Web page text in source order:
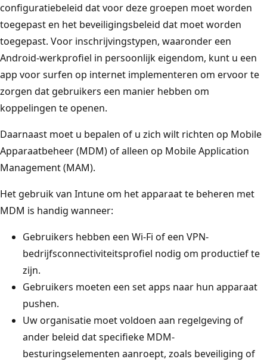
configuratiebeleid dat voor deze groepen moet worden
toegepast en het beveiligingsbeleid dat moet worden
toegepast. Voor inschrijvingstypen, waaronder een
Android-werkprofiel in persoonlijk eigendom, kunt u een
app voor surfen op internet implementeren om ervoor te
zorgen dat gebruikers een manier hebben om
koppelingen te openen.
Daarnaast moet u bepalen of u zich wilt richten op Mobile
Apparaatbeheer (MDM) of alleen op Mobile Application
Management (MAM).
Het gebruik van Intune om het apparaat te beheren met
MDM is handig wanneer:
Gebruikers hebben een Wi-Fi of een VPN-
bedrijfsconnectiviteitsprofiel nodig om productief te
zijn.
Gebruikers moeten een set apps naar hun apparaat
pushen.
Uw organisatie moet voldoen aan regelgeving of
ander beleid dat specifieke MDM-
besturingselementen aanroept, zoals beveiliging of